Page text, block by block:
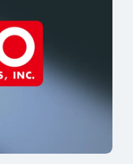
FUKUOKA
BOZ SCAGGS